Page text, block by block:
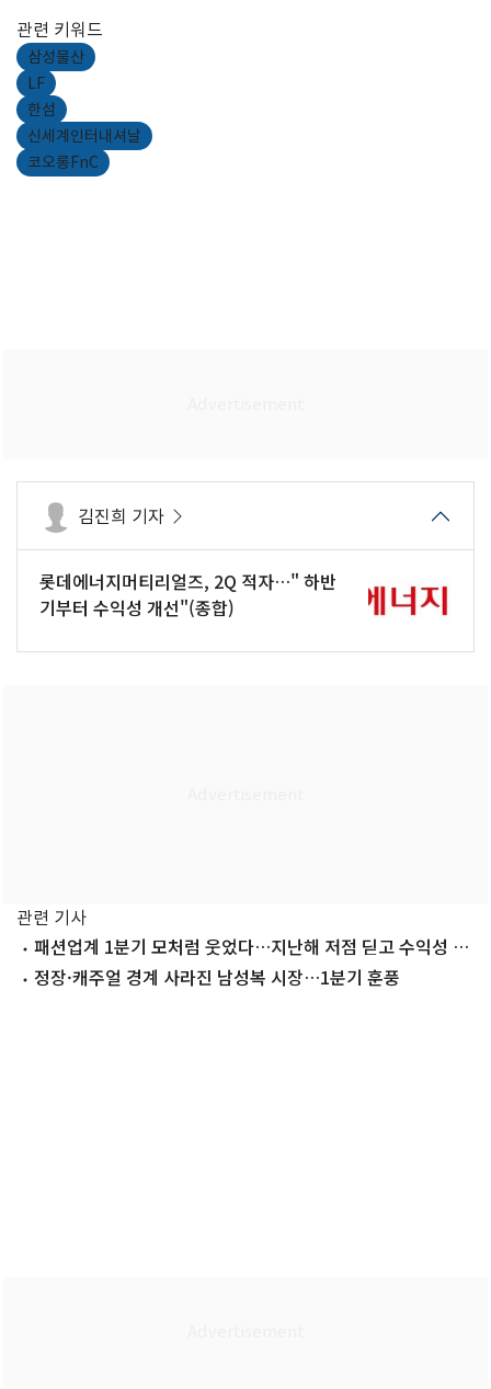
관련 키워드
삼성물산
LF
한섬
신세계인터내셔날
코오롱FnC
김진희 기자
롯데에너지머티리얼즈, 2Q 적자…" 하반
기부터 수익성 개선"(종합)
관련 기사
패션업계 1분기 모처럼 웃었다…지난해 저점 딛고 수익성 회
복 정장·캐주얼 경계 사라진 남성복 시장…1분기 훈풍